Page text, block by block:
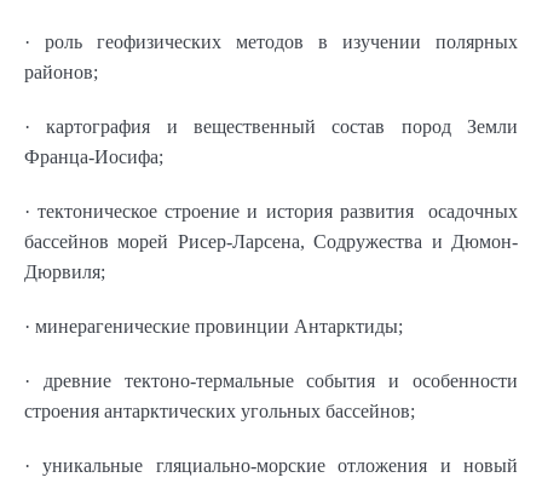
· роль геофизических методов в изучении полярных
районов;
· картография и вещественный состав пород Земли
Франца-Иосифа;
· тектоническое строение и история развития осадочных
бассейнов морей Рисер-Ларсена, Содружества и Дюмон-
Дюрвиля;
· минерагенические провинции Антарктиды;
· древние тектоно-термальные события и особенности
строения антарктических угольных бассейнов;
· уникальные гляциально-морские отложения и новый